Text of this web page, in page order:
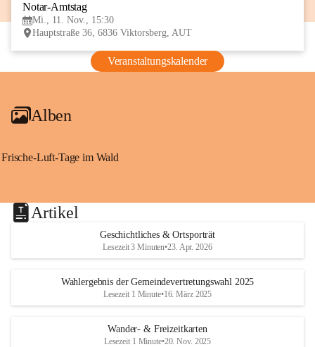
Notar-Amtstag
Mi., 11. Nov., 15:30
Hauptstraße 36, 6836 Viktorsberg, AUT
Veranstaltungskalender
Alben
Frische-Luft-Tage im Wald
Artikel
Geschichtliches & Ortsporträt
Lesezeit 3 Minuten•23. Apr. 2026
Wahlergebnis der Gemeindevertretungswahl 2025
Lesezeit 1 Minute•16. März 2025
Wander- & Freizeitkarten
Lesezeit 1 Minute•20. Nov. 2025